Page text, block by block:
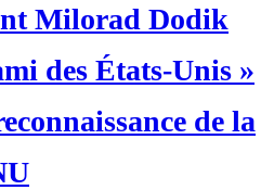
Milorad Dodik
des États-Unis »
de la